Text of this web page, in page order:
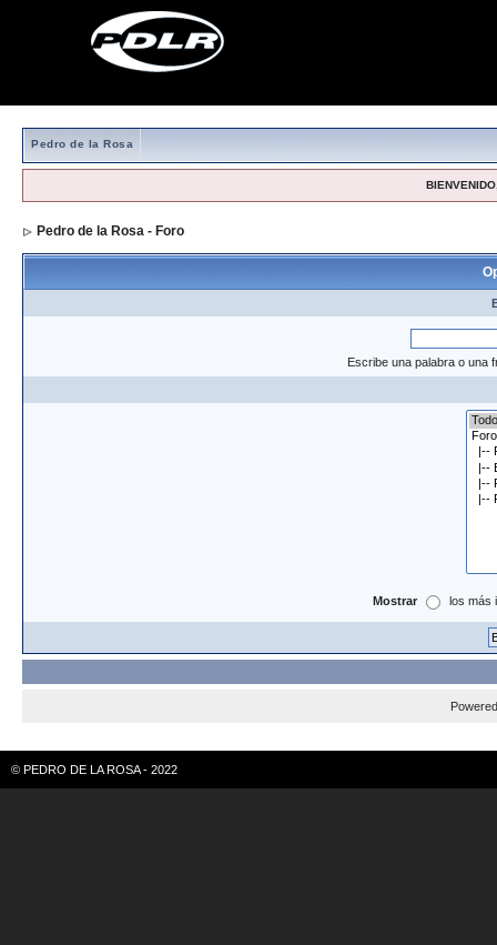
Pedro de la Rosa
Pedro de la Rosa - Foro
Escribe una palabra o una
Mostrar los más
© PEDRO DE LA ROSA - 2022